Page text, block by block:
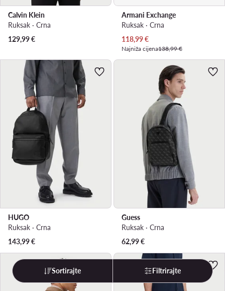
Calvin Klein
Ruksak · Crna
129,99€
Armani Exchange
Ruksak · Crna
Trenutna cijena
118,99€
Najniža cijena138,99 €
HUGO
Ruksak · Crna
143,99€
Guess
Ruksak · Crna
62,99€
Sortirajte Filtrirajte